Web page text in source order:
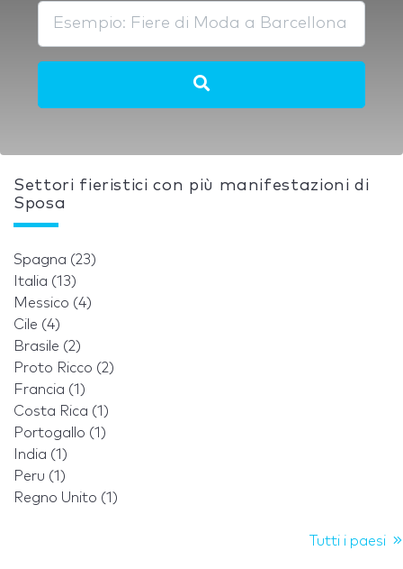
Settori fieristici con più manifestazioni di
Sposa
Spagna (23)
Italia (13)
Messico (4)
Cile (4)
Brasile (2)
Proto Ricco (2)
Francia (1)
Costa Rica (1)
Portogallo (1)
India (1)
Peru (1)
Regno Unito (1)
Tutti i paesi